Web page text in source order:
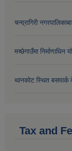
चन्द्रागिरी
मच्छेगाउँमा
थानकोट स्थित
Tax and